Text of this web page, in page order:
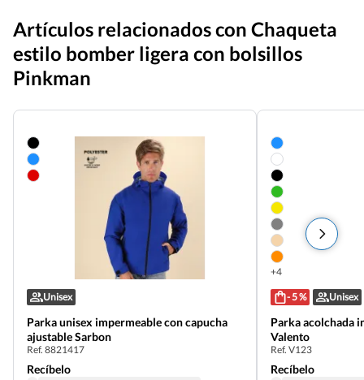
Artículos relacionados con Chaqueta
estilo bomber ligera con bolsillos
Pinkman
Unisex
Parka unisex impermeable con capucha
ajustable Sarbon
Ref. 8821417
Recíbelo
+4
- 5 % Unisex
Parka acolchada
Valento
Ref. V123
Recíbelo